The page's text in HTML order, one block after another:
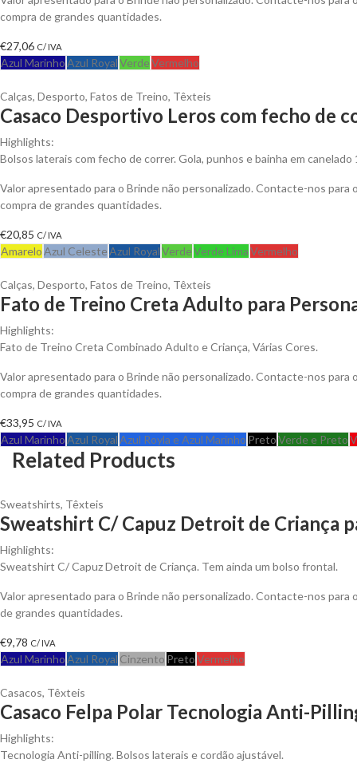
compra de grandes quantidades.
€27,06 C/ IVA
Azul MarinhoAzul RoyalVerdeVermelho
Calças, Desporto, Fatos de Treino, Têxteis
Casaco Desportivo Leros com fecho de
Highlights:
Bolsos laterais com fecho de correr. Gola, punhos e bainha em canelado
Valor apresentado para o Brinde não personalizado. Contacte-nos para
compra de grandes quantidades.
€20,85 C/ IVA
AmareloAzul CelesteAzul RoyalVerdeVerde LimaVermelho
Calças, Desporto, Fatos de Treino, Têxteis
Fato de Treino Creta Adulto para
Highlights:
Fato de Treino Creta Combinado Adulto e Criança, Várias Cores.
Valor apresentado para o Brinde não personalizado. Contacte-nos para
compra de grandes quantidades.
€33,95 C/ IVA
Azul MarinhoAzul RoyalAzul Royla e Azul Marinho PretoVerde e Preto
Related Products
Sweatshirts, Têxteis
Sweatshirt C/ Capuz Detroit de Criança
Highlights:
Sweatshirt C/ Capuz Detroit de Criança. Tem ainda um bolso frontal.
Valor apresentado para o Brinde não personalizado. Contacte-nos
de grandes quantidades.
€9,78 C/ IVA
Azul MarinhoAzul Royal Cinzento PretoVermelho
Casacos, Têxteis
Casaco Felpa Polar Tecnologia Anti-
Highlights:
Tecnologia Anti-pilling. Bolsos laterais e cordão ajustável.